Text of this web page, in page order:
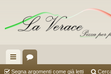
oll or
Segna argomenti come già letti